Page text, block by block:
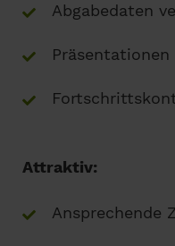
Abgabedaten
Präsentationen
Attraktiv:
Ansprechende